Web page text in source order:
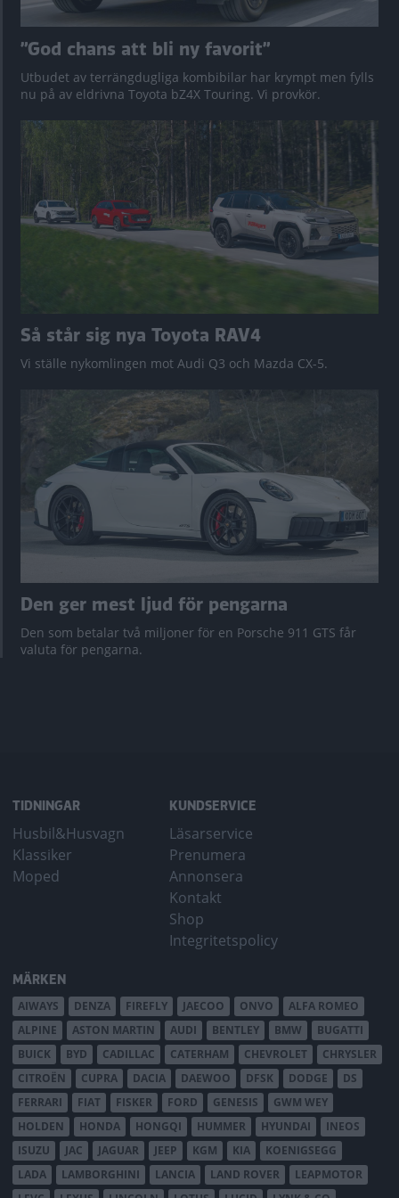
”God chans att bli ny favorit”
Utbudet av terrängdugliga kombibilar har krympt men fylls
nu på av eldrivna Toyota bZ4X Touring. Vi provkör.
Så står sig nya Toyota RAV4
Vi ställe nykomlingen mot Audi Q3 och Mazda CX-5.
Den ger mest ljud för pengarna
Den som betalar två miljoner för en Porsche 911 GTS får
valuta för pengarna.
TIDNINGAR
Husbil&Husvagn
Klassiker
Moped
KUNDSERVICE
Läsarservice
Prenumera
Annonsera
Kontakt
Shop
Integritetspolicy
MÄRKEN
AIWAYS DENZA FIREFLY JAECOO ONVO
ALFA ROMEO
ALPINE
ASTON MARTIN AUDI BENTLEY BMW
BUGATTI
BUICK
BYD CADILLAC CATERHAM CHEVROLET
CHRYSLER
CITROËN
CUPRA DACIA DAEWOO DFSK DODGE
DS
FERRARI
FIAT FISKER FORD GENESIS
GWM WEY
HOLDEN
HONDA HONGQI HUMMER HYUNDAI
INEOS
ISUZU
JAC JAGUAR JEEP KGM KIA
KOENIGSEGG
LADA
LAMBORGHINI LANCIA LAND ROVER
LEAPMOTOR